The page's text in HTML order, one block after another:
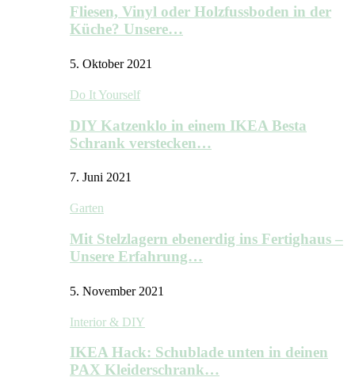
Fliesen, Vinyl oder Holzfussboden in der
Küche? Unsere…
5. Oktober 2021
Do It Yourself
DIY Katzenklo in einem IKEA Besta
Schrank verstecken…
7. Juni 2021
Garten
Mit Stelzlagern ebenerdig ins Fertighaus –
Unsere Erfahrung…
5. November 2021
Interior & DIY
IKEA Hack: Schublade unten in deinen
PAX Kleiderschrank…